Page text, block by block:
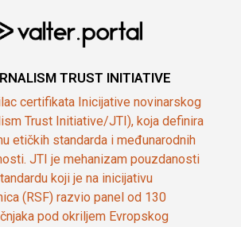
TRUST INITIATIVE
certifikata Inicijative novinarskog
Trust Initiative/JTI), koja definira
etičkih standarda i međunarodnih
JTI je mehanizam pouzdanosti
koji je na inicijativu
(RSF) razvio panel od 130
pod okriljem Evropskog